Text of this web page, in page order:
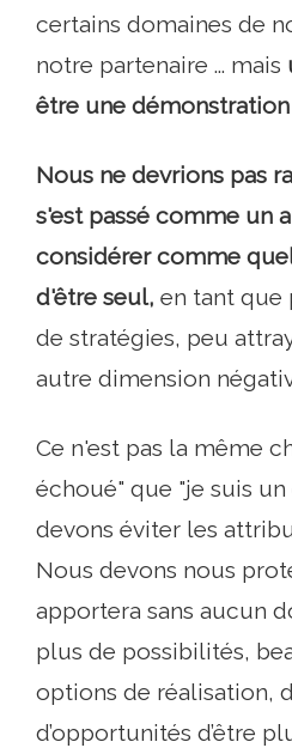
certains domaines de
notre partenaire ... mais
être une
Nous ne devrions pas
s'est passé comme un
considérer comme
d'être seul, en tant que
de stratégies, peu
autre dimension
Ce n'est pas la même
échoué" que "je suis un
devons éviter les
Nous devons nous
apportera sans aucun
plus de possibilités,
options de réalisation,
d’opportunités d’être